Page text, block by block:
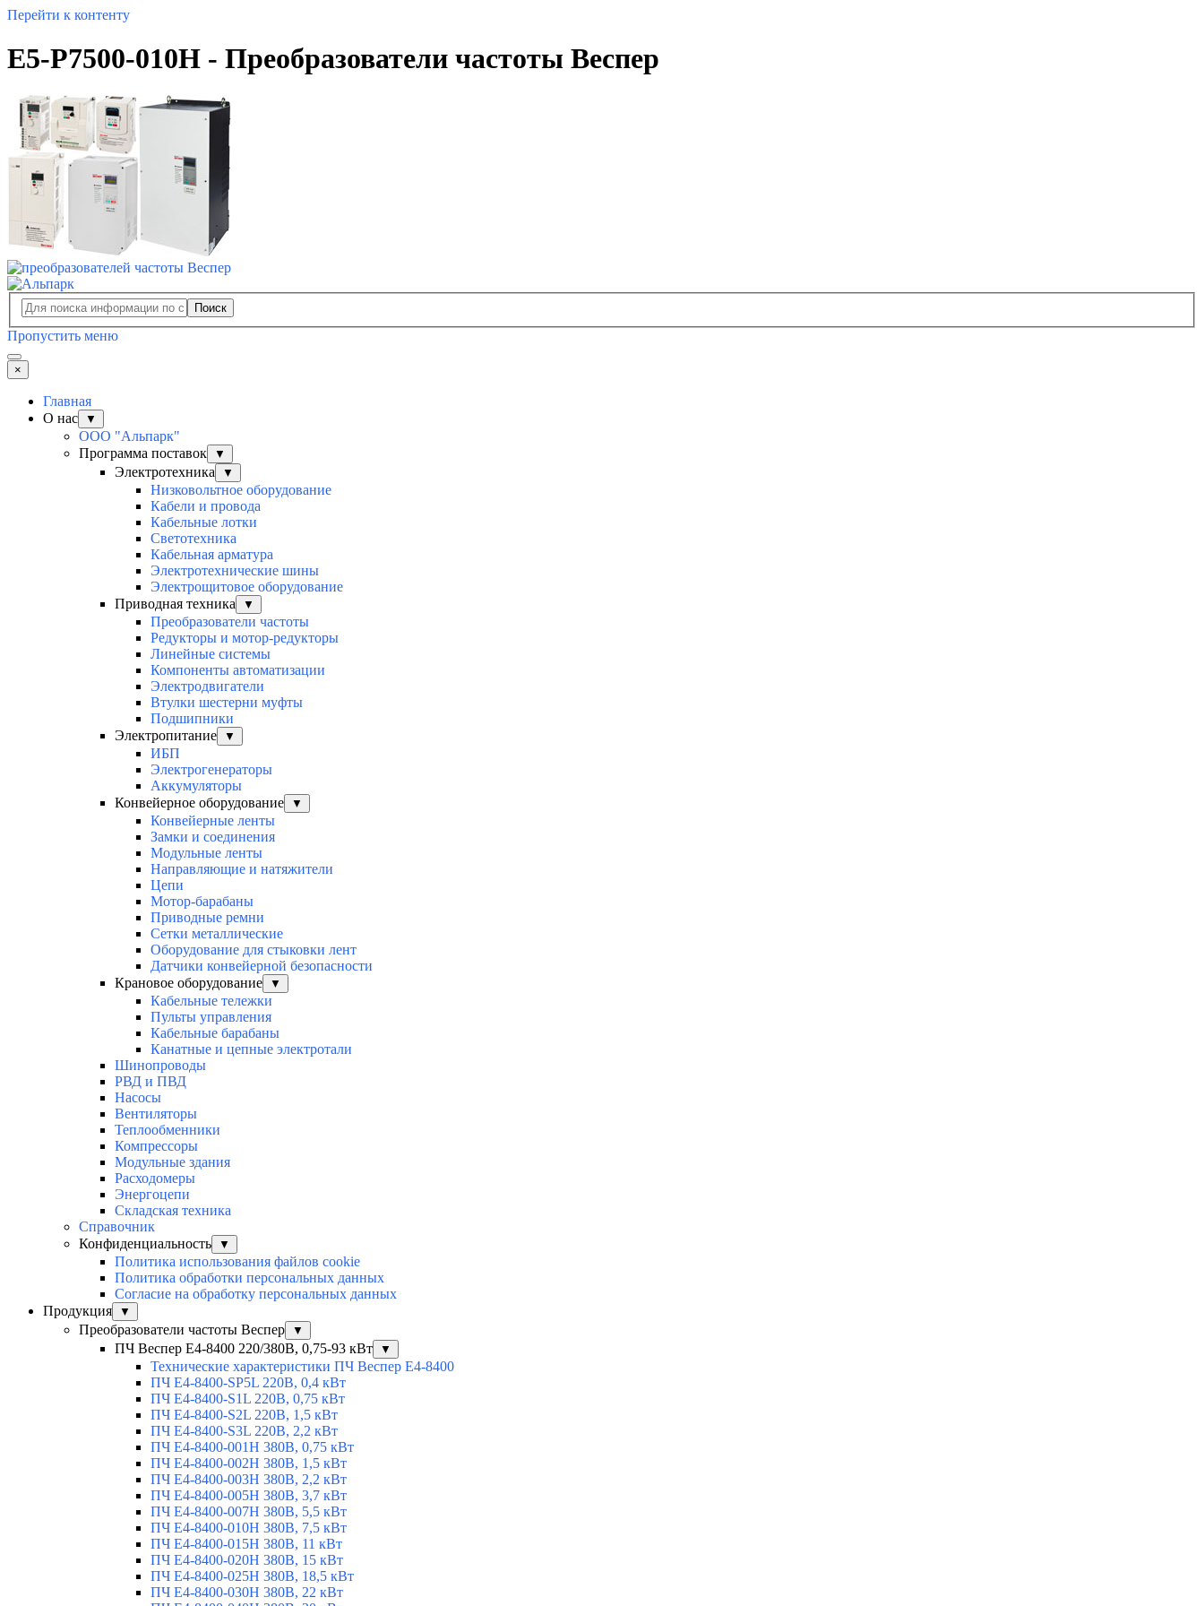
Перейти к контенту
E5-Р7500-010H - Преобразователи частоты Веспер
Поиск
Пропустить меню
×
Главная
О нас
▼
ООО "Альпарк"
Программа поставок
▼
Электротехника ▼
Низковольтное оборудование
Кабели и провода
Кабельные лотки
Светотехника
Кабельная арматура
Электротехнические шины
Электрощитовое оборудование
Приводная техника
▼
Преобразователи частоты
Редукторы и мотор-редукторы
Линейные системы
Компоненты автоматизации
Электродвигатели
Втулки шестерни муфты
Подшипники
Электропитание
▼
ИБП
Электрогенераторы
Аккумуляторы
Конвейерное оборудование
▼
Конвейерные ленты
Замки и соединения
Модульные ленты
Направляющие и натяжители
Цепи
Мотор-барабаны
Приводные ремни
Сетки металлические
Оборудование для стыковки лент
Датчики конвейерной безопасности
Крановое оборудование
▼
Кабельные тележки
Пульты управления
Кабельные барабаны
Канатные и цепные электротали
Шинопроводы
РВД и ПВД
Насосы
Вентиляторы
Теплообменники
Компрессоры
Модульные здания
Расходомеры
Энергоцепи
Складская техника
Справочник
Конфиденциальность
▼
Политика использования файлов cookie
Политика обработки персональных данных
Согласие на обработку персональных данных
Продукция
▼
Преобразователи частоты Веспер ▼
ПЧ Веспер E4-8400 220/380В, 0,75-93 кВт ▼
Технические характеристики ПЧ Веспер E4-8400
ПЧ Е4-8400-SP5L 220В, 0,4 кВт
ПЧ Е4-8400-S1L 220В, 0,75 кВт
ПЧ Е4-8400-S2L 220В, 1,5 кВт
ПЧ Е4-8400-S3L 220В, 2,2 кВт
ПЧ Е4-8400-001H 380В, 0,75 кВт
ПЧ Е4-8400-002H 380В, 1,5 кВт
ПЧ Е4-8400-003H 380В, 2,2 кВт
ПЧ Е4-8400-005H 380В, 3,7 кВт
ПЧ Е4-8400-007H 380В, 5,5 кВт
ПЧ Е4-8400-010H 380В, 7,5 кВт
ПЧ Е4-8400-015H 380В, 11 кВт
ПЧ Е4-8400-020H 380В, 15 кВт
ПЧ Е4-8400-025H 380В, 18,5 кВт
ПЧ Е4-8400-030H 380В, 22 кВт